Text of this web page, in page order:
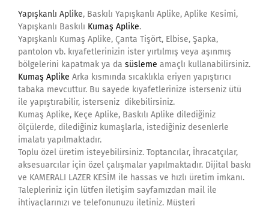
Yapışkanlı Aplike, Baskılı Yapışkanlı Aplike, Aplike Kesimi,
Yapışkanlı Baskılı Kumaş Aplike.
Yapışkanlı Kumaş Aplike, Çanta Tişört, Elbise, Şapka,
pantolon vb. kıyafetlerinizin ister yırtılmış veya aşınmış
bölgelerini kapatmak ya da süsleme amaçlı kullanabilirsiniz.
Kumaş Aplike Arka kısmında sıcaklıkla eriyen yapıştırıcı
tabaka mevcuttur. Bu sayede kıyafetlerinize isterseniz ütü
ile yapıştırabilir, isterseniz dikebilirsiniz.
Kumaş Aplike, Keçe Aplike, Baskılı Aplike dilediğiniz
ölçülerde, dilediğiniz kumaşlarla, istediğiniz desenlerle
imalatı yapılmaktadır.
Toplu özel üretim isteyebilirsiniz. Toptancılar, İhracatçılar,
aksesuarcılar için özel çalışmalar yapılmaktadır. Dijital baskı
ve KAMERALI LAZER KESİM ile hassas ve hızlı üretim imkanı.
Talepleriniz için lütfen iletişim sayfamızdan mail ile
ihtiyaçlarınızı ve telefonunuzu iletiniz. Müşteri